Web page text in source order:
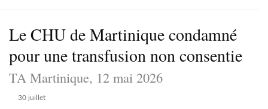
Le CHU de Martinique condamné
pour une transfusion non consentie
TA Martinique, 12 mai 2026
30 juillet